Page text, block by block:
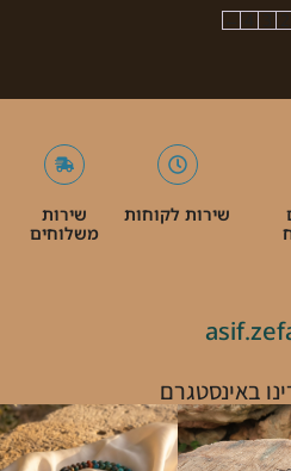
2
3
4
←
שירות לקוחות
שירות
משלוחים
באינסטגרם